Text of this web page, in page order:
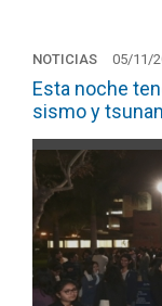
NOTICIAS 05/11/
Esta noche
sismo y